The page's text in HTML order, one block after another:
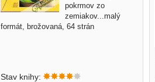
pokrmov zo
zemiakov...malý
formát, brožovaná, 64 strán
Stav knihy: